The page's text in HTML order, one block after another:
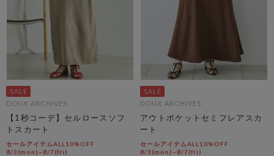
DOUX ARCHIVES
【1秒コーデ】セルロースソフ
トスカート
セールアイテムALL10%OFF
8/3(mon)~8/7(fri)
DOUX ARCHIVES
アウトポケットセミフレアスカ
ート
セールアイテムALL10%OFF
8/3(mon)~8/7(fri)